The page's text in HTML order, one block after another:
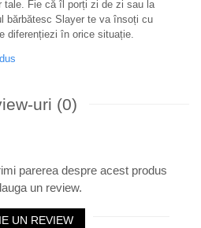
tale. Fie că îl porți zi de zi sau la
bărbătesc Slayer te va însoți cu
diferențiezi în orice situație.
uri (0)
parerea despre acest produs
un review.
UN REVIEW